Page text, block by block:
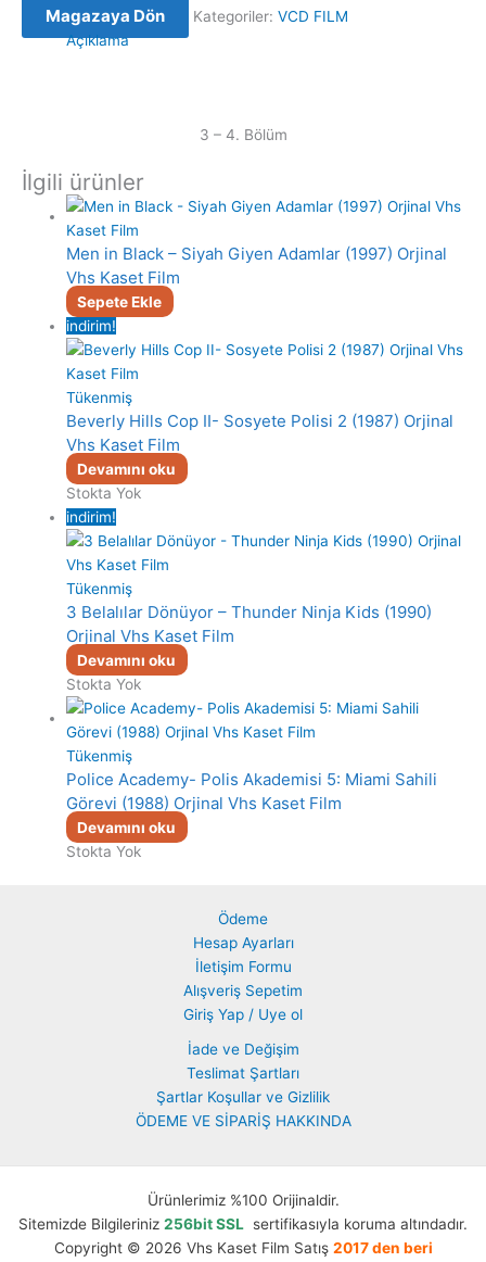
Orijinal
Magazaya Dön Kategoriler: VCD FILM
Açıklama
3 – 4. Bölüm
İlgili ürünler
Men in Black – Siyah Giyen Adamlar (1997) Orjinal
Vhs Kaset Film
Sepete Ekle
indirim!
Tükenmiş
Beverly Hills Cop II- Sosyete Polisi 2 (1987) Orjinal
Vhs Kaset Film
Devamını oku
Stokta Yok
indirim!
Tükenmiş
3 Belalılar Dönüyor – Thunder Ninja Kids (1990)
Orjinal Vhs Kaset Film
Devamını oku
Stokta Yok
Tükenmiş
Police Academy- Polis Akademisi 5: Miami Sahili
Görevi (1988) Orjinal Vhs Kaset Film
Devamını oku
Stokta Yok
Ödeme
Hesap Ayarları
İletişim Formu
Alışveriş Sepetim
Giriş Yap / Uye ol
İade ve Değişim
Teslimat Şartları
Şartlar Koşullar ve Gizlilik
ÖDEME VE SİPARİŞ HAKKINDA
Ürünlerimiz %100 Orijinaldir.
Sitemizde Bilgileriniz 256bit SSL sertifikasıyla koruma altındadır.
Copyright © 2026 Vhs Kaset Film Satış 2017 den beri